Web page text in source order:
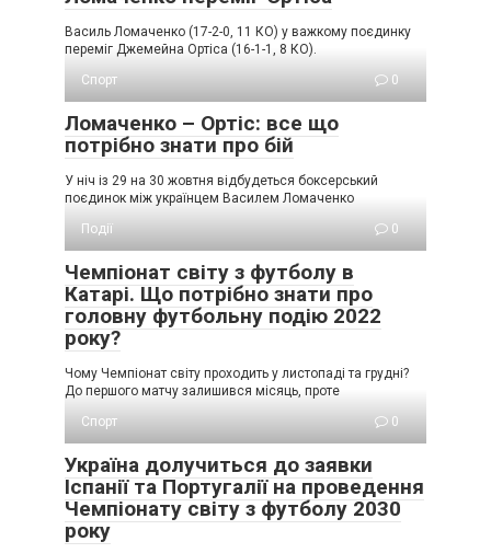
Василь Ломаченко (17-2-0, 11 КО) у важкому поєдинку
переміг Джемейна Ортіса (16-1-1, 8 КО).
Спорт
0
Ломаченко – Ортіс: все що
потрібно знати про бій
У ніч із 29 на 30 жовтня відбудеться боксерський
поєдинок між українцем Василем Ломаченко
Події
0
Чемпіонат світу з футболу в
Катарі. Що потрібно знати про
головну футбольну подію 2022
року?
Чому Чемпіонат світу проходить у листопаді та грудні?
До першого матчу залишився місяць, проте
Спорт
0
Україна долучиться до заявки
Іспанії та Португалії на проведення
Чемпіонату світу з футболу 2030
року